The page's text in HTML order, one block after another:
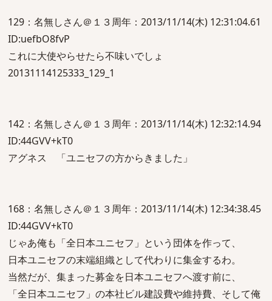
129：名無しさん＠１３周年：2013/11/14(木) 12:31:04.61
ID:uefbO8fvP
これに大使やらせたら不味いでしょ
20131114125333_129_1
142：名無しさん＠１３周年：2013/11/14(木) 12:32:14.94
ID:44GVV+kT0
アグネス 「ユニセフの方からきました」
168：名無しさん＠１３周年：2013/11/14(木) 12:34:38.45
ID:44GVV+kT0
じゃあ俺も「全日本ユニセフ」という団体を作って、
日本ユニセフの末端組織として代わりに集金するわ。
当然だが、集まった募金を日本ユニセフへ渡す前に、
「全日本ユニセフ」の本社ビル建設費や維持費、そして俺